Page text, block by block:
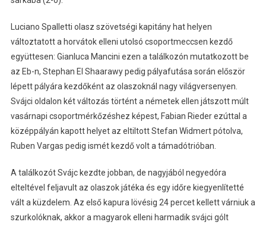
Luciano Spalletti olasz szövetségi kapitány hat helyen
változtatott a horvátok elleni utolsó csoportmeccsen kezdő
együttesen: Gianluca Mancini ezen a találkozón mutatkozott be
az Eb-n, Stephan El Shaarawy pedig pályafutása során először
lépett pályára kezdőként az olaszoknál nagy világversenyen.
Svájci oldalon két változás történt a németek ellen játszott múlt
vasárnapi csoportmérkőzéshez képest, Fabian Rieder ezúttal a
középpályán kapott helyet az eltiltott Stefan Widmert pótolva,
Ruben Vargas pedig ismét kezdő volt a támadótrióban.
A találkozót Svájc kezdte jobban, de nagyjából negyedóra
elteltével feljavult az olaszok játéka és egy időre kiegyenlítetté
vált a küzdelem. Az első kapura lövésig 24 percet kellett várniuk a
szurkolóknak, akkor a magyarok elleni harmadik svájci gólt